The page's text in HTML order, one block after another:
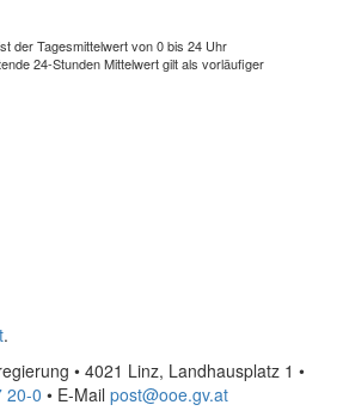
der Tagesmittelwert von 0 bis 24 Uhr
24-Stunden Mittelwert gilt als vorläufiger
.
• 4021 Linz, Landhausplatz 1 •
20-0 • E-Mail post@ooe.gv.at